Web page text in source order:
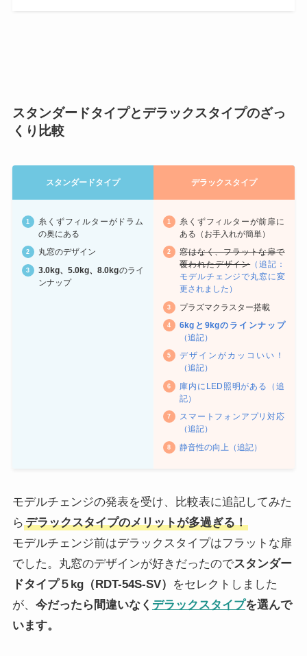
スタンダードタイプとデラックスタイプのざっ
くり比較
スタンダードタイプ デラックスタイプ
糸くずフィルターがドラム
の奥にある
丸窓のデザイン
3.0kg、5.0kg、8.0kgのライ
ンナップ
糸くずフィルターが前扉に
ある（お手入れが簡単）
窓はなく、フラットな扉で
覆われたデザイン（追記：
モデルチェンジで丸窓に変
更されました）
プラズマクラスター搭載
6kgと9kgのラインナップ
（追記）
デザインがカッコいい！
（追記）
庫内にLED照明がある（追
記）
スマートフォンアプリ対応
（追記）
静音性の向上（追記）
モデルチェンジの発表を受け、比較表に追記してみた
ら デラックスタイプのメリットが多過ぎる！
モデルチェンジ前はデラックスタイプはフラットな扉
でした。丸窓のデザインが好きだったのでスタンダー
ドタイプ５kg（RDT-54S-SV）
をセレクトしました
が、 今だったら間違いなく デラックスタイプを選んで
います。